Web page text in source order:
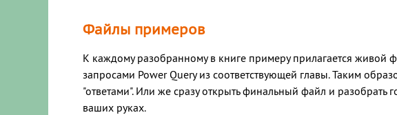
Файлы примеров
К каждому разобранному в книге примеру прилагается
запросами Power Query из соответствующей главы. Таким
"ответами". Или же сразу открыть финальный файл и разобрать
ваших руках.